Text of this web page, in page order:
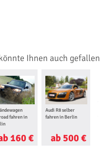
Ihnen auch gefallen
fahren in
160 €
Audi R8 selber
fahren in Berlin
ab 500 €